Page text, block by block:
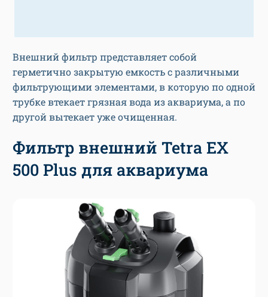
Внешний фильтр представляет собой
герметично закрытую емкость с различными
фильтрующими элементами, в которую по одной
трубке втекает грязная вода из аквариума, а по
другой вытекает уже очищенная.
Фильтр внешний Tetra EX
500 Plus для аквариума